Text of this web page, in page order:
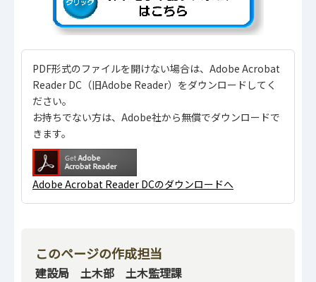
PDF形式のファイルを開けない場合は、Adobe Acrobat
Reader DC（旧Adobe Reader）をダウンロードしてく
ださい。
お持ちでない方は、Adobe社から無償でダウンロードで
きます。
Adobe Acrobat Reader DCのダウンロードへ
このページの作成担当
建設局 土木部 土木監理課